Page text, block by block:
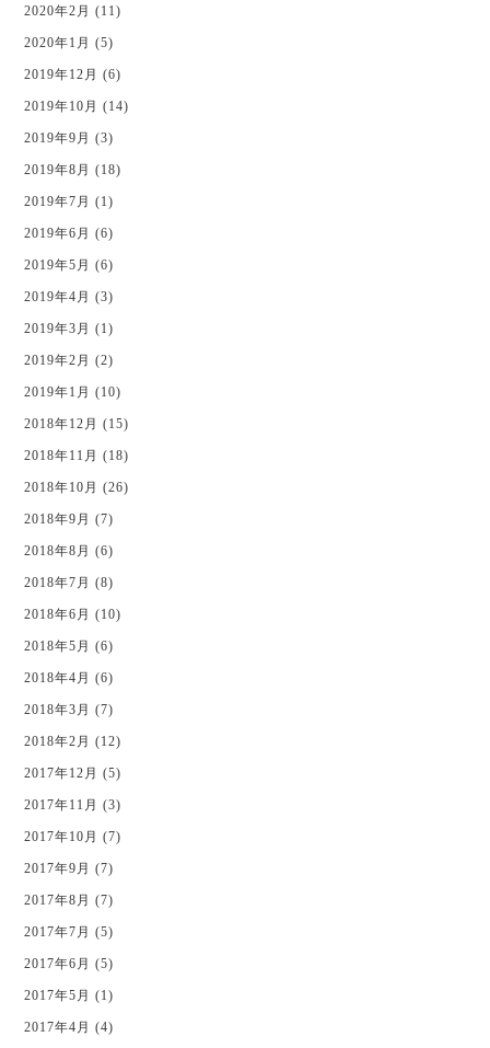
2020年2月 (11)
2020年1月 (5)
2019年12月 (6)
2019年10月 (14)
2019年9月 (3)
2019年8月 (18)
2019年7月 (1)
2019年6月 (6)
2019年5月 (6)
2019年4月 (3)
2019年3月 (1)
2019年2月 (2)
2019年1月 (10)
2018年12月 (15)
2018年11月 (18)
2018年10月 (26)
2018年9月 (7)
2018年8月 (6)
2018年7月 (8)
2018年6月 (10)
2018年5月 (6)
2018年4月 (6)
2018年3月 (7)
2018年2月 (12)
2017年12月 (5)
2017年11月 (3)
2017年10月 (7)
2017年9月 (7)
2017年8月 (7)
2017年7月 (5)
2017年6月 (5)
2017年5月 (1)
2017年4月 (4)